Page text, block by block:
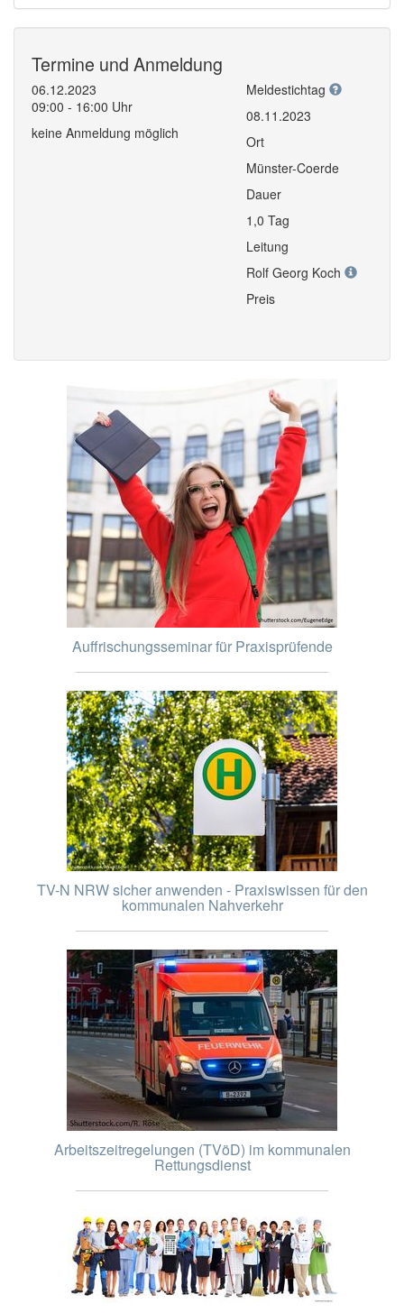
Termine und Anmeldung
06.12.2023
09:00 - 16:00 Uhr
keine Anmeldung möglich
Meldestichtag
08.11.2023
Ort
Münster-Coerde
Dauer
1,0 Tag
Leitung
Rolf Georg Koch
Preis
Auffrischungsseminar für Praxisprüfende
TV-N NRW sicher anwenden - Praxiswissen für den
kommunalen Nahverkehr
Arbeitszeitregelungen (TVöD) im kommunalen
Rettungsdienst